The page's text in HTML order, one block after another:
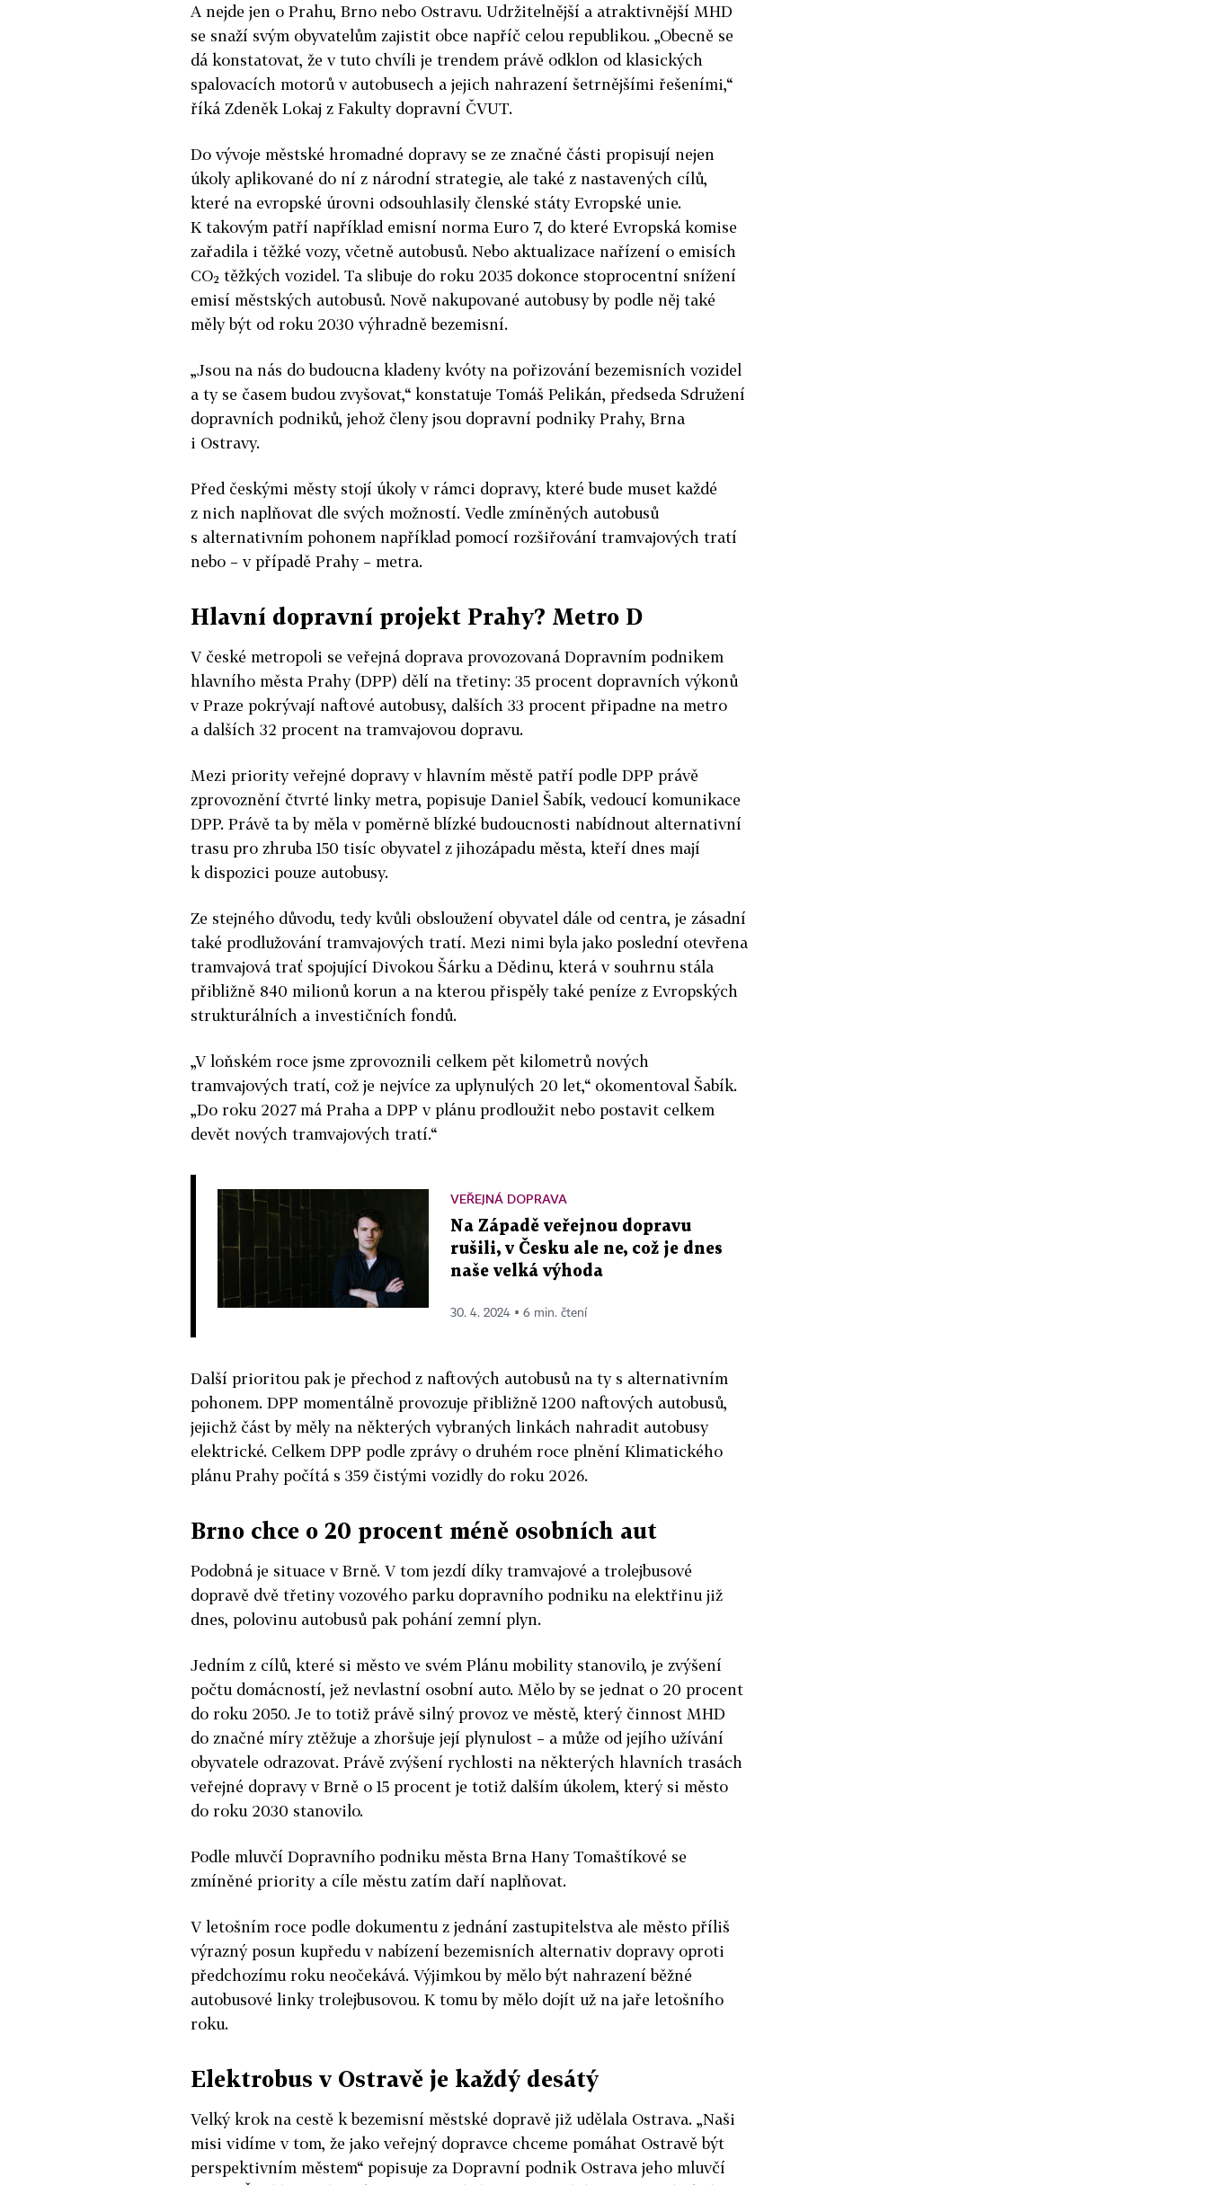
A nejde jen o Prahu, Brno nebo Ostravu. Udržitelnější a atraktivnější MHD
se snaží svým obyvatelům zajistit obce napříč celou republikou. „Obecně se
dá konstatovat, že v tuto chvíli je trendem právě odklon od klasických
spalovacích motorů v autobusech a jejich nahrazení šetrnějšími řešeními,“
říká Zdeněk Lokaj z Fakulty dopravní ČVUT.
Do vývoje městské hromadné dopravy se ze značné části propisují nejen
úkoly aplikované do ní z národní strategie, ale také z nastavených cílů,
které na evropské úrovni odsouhlasily členské státy Evropské unie.
K takovým patří například emisní norma Euro 7, do které Evropská komise
zařadila i těžké vozy, včetně autobusů. Nebo aktualizace nařízení o emisích
CO₂ těžkých vozidel. Ta slibuje do roku 2035 dokonce stoprocentní snížení
emisí městských autobusů. Nově nakupované autobusy by podle něj také
měly být od roku 2030 výhradně bezemisní.
„Jsou na nás do budoucna kladeny kvóty na pořizování bezemisních vozidel
a ty se časem budou zvyšovat,“ konstatuje Tomáš Pelikán, předseda Sdružení
dopravních podniků, jehož členy jsou dopravní podniky Prahy, Brna
i Ostravy.
Před českými městy stojí úkoly v rámci dopravy, které bude muset každé
z nich naplňovat dle svých možností. Vedle zmíněných autobusů
s alternativním pohonem například pomocí rozšiřování tramvajových tratí
nebo – v případě Prahy – metra.
Hlavní dopravní projekt Prahy? Metro D
V české metropoli se veřejná doprava provozovaná Dopravním podnikem
hlavního města Prahy (DPP) dělí na třetiny: 35 procent dopravních výkonů
v Praze pokrývají naftové autobusy, dalších 33 procent připadne na metro
a dalších 32 procent na tramvajovou dopravu.
Mezi priority veřejné dopravy v hlavním městě patří podle DPP právě
zprovoznění čtvrté linky metra, popisuje Daniel Šabík, vedoucí komunikace
DPP. Právě ta by měla v poměrně blízké budoucnosti nabídnout alternativní
trasu pro zhruba 150 tisíc obyvatel z jihozápadu města, kteří dnes mají
k dispozici pouze autobusy.
Ze stejného důvodu, tedy kvůli obsloužení obyvatel dále od centra, je zásadní
také prodlužování tramvajových tratí. Mezi nimi byla jako poslední otevřena
tramvajová trať spojující Divokou Šárku a Dědinu, která v souhrnu stála
přibližně 840 milionů korun a na kterou přispěly také peníze z Evropských
strukturálních a investičních fondů.
„V loňském roce jsme zprovoznili celkem pět kilometrů nových
tramvajových tratí, což je nejvíce za uplynulých 20 let,“ okomentoval Šabík.
„Do roku 2027 má Praha a DPP v plánu prodloužit nebo postavit celkem
devět nových tramvajových tratí.“
VEŘEJNÁ DOPRAVA
Na Západě veřejnou dopravu
rušili, v Česku ale ne, což je dnes
naše velká výhoda
30. 4. 2024 ▪ 6 min. čtení
Další prioritou pak je přechod z naftových autobusů na ty s alternativním
pohonem. DPP momentálně provozuje přibližně 1200 naftových autobusů,
jejichž část by měly na některých vybraných linkách nahradit autobusy
elektrické. Celkem DPP podle zprávy o druhém roce plnění Klimatického
plánu Prahy počítá s 359 čistými vozidly do roku 2026.
Brno chce o 20 procent méně osobních aut
Podobná je situace v Brně. V tom jezdí díky tramvajové a trolejbusové
dopravě dvě třetiny vozového parku dopravního podniku na elektřinu již
dnes, polovinu autobusů pak pohání zemní plyn.
Jedním z cílů, které si město ve svém Plánu mobility stanovilo, je zvýšení
počtu domácností, jež nevlastní osobní auto. Mělo by se jednat o 20 procent
do roku 2050. Je to totiž právě silný provoz ve městě, který činnost MHD
do značné míry ztěžuje a zhoršuje její plynulost – a může od jejího užívání
obyvatele odrazovat. Právě zvýšení rychlosti na některých hlavních trasách
veřejné dopravy v Brně o 15 procent je totiž dalším úkolem, který si město
do roku 2030 stanovilo.
Podle mluvčí Dopravního podniku města Brna Hany Tomaštíkové se
zmíněné priority a cíle městu zatím daří naplňovat.
V letošním roce podle dokumentu z jednání zastupitelstva ale město příliš
výrazný posun kupředu v nabízení bezemisních alternativ dopravy oproti
předchozímu roku neočekává. Výjimkou by mělo být nahrazení běžné
autobusové linky trolejbusovou. K tomu by mělo dojít už na jaře letošního
roku.
Elektrobus v Ostravě je každý desátý
Velký krok na cestě k bezemisní městské dopravě již udělala Ostrava. „Naši
misi vidíme v tom, že jako veřejný dopravce chceme pomáhat Ostravě být
perspektivním městem“ popisuje za Dopravní podnik Ostrava jeho mluvčí